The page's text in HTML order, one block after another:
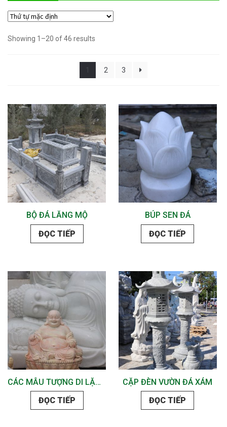
Showing 1–20 of 46 results
2 3
BỘ ĐÁ LĂNG MỘ
ĐỌC TIẾP
BÚP SEN ĐÁ
ĐỌC TIẾP
CÁC MẪU TƯỢNG DI LẶC ĐẸP TẠI ĐÀ NẴNG
ĐỌC TIẾP
CẶP ĐÈN VƯỜN ĐÁ XÁM
ĐỌC TIẾP